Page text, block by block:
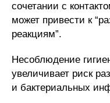
сочетании с
может привести к
реакциям”.
Несоблюдение
увеличивает риск
и бактериальных